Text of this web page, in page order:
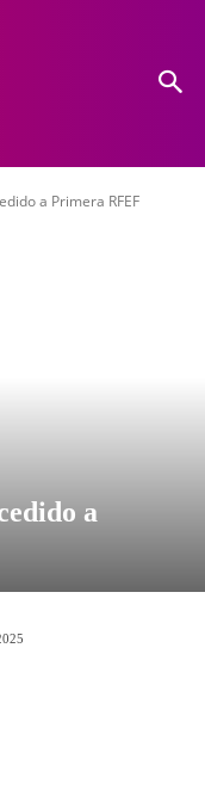
a Primera RFEF
a